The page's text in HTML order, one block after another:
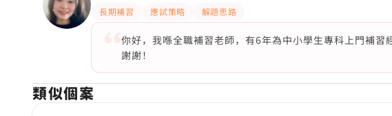
長期補習 應試策略 解題思路
你好，我喺全職補習老師，有6年為中小學生專科上門補習
謝謝！
類似個案